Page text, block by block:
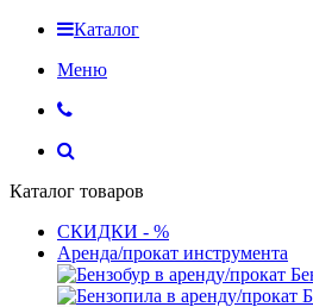
Каталог
Меню
Каталог товаров
СКИДКИ - %
Аренда/прокат инструмента